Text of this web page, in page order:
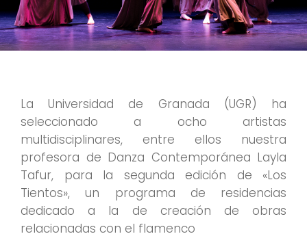
La Universidad de Granada (UGR) ha
seleccionado a ocho artistas
multidisciplinares, entre ellos nuestra
profesora de Danza Contemporánea Layla
Tafur, para la segunda edición de «Los
Tientos», un programa de residencias
dedicado a la de creación de obras
relacionadas con el flamenco